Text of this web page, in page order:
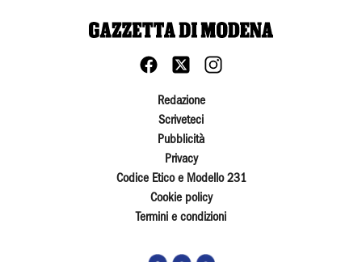
Redazione
Scriveteci
Pubblicità
Privacy
Codice Etico e Modello 231
Cookie policy
Termini e condizioni